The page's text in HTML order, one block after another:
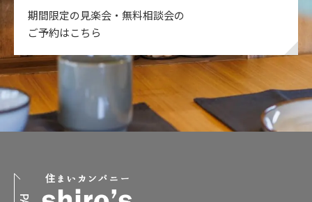
期間限定の見楽会・無料相談会の
ご予約はこちら